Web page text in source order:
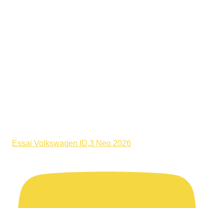
Essai Volkswagen ID.3 Neo 2026